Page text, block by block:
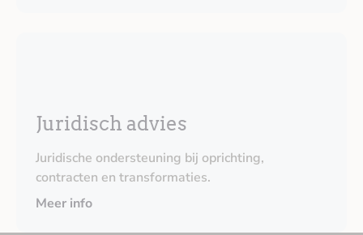
Juridisch advies
Juridische ondersteuning bij oprichting,
contracten en transformaties.
Meer info